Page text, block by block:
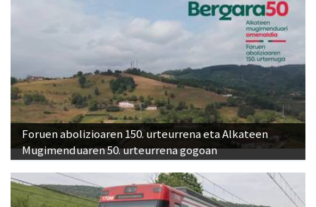
Foruen abolizioaren 150. urteurrena eta Alkateen
Mugimenduaren 50. urteurrena gogoan